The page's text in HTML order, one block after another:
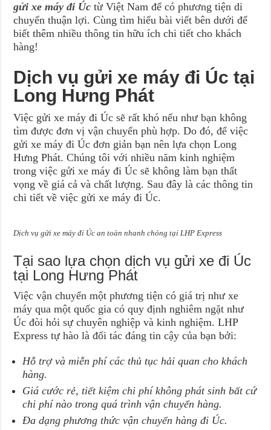
gửi xe máy đi Úc từ Việt Nam để có phương tiện di
chuyển thuận lợi. Cùng tìm hiểu bài viết bên dưới để
biết thêm nhiều thông tin hữu ích chi tiết cho khách
hàng!
Dịch vụ gửi xe máy đi Úc tại
Long Hưng Phát
Việc gửi xe máy đi Úc sẽ rất khó nếu như bạn không
tìm được đơn vị vận chuyển phù hợp. Do đó, để việc
gửi xe máy đi Úc đơn giản bạn nên lựa chọn Long
Hưng Phát. Chúng tôi với nhiều năm kinh nghiệm
trong việc gửi xe máy đi Úc sẽ không làm bạn thất
vọng về giá cả và chất lượng. Sau đây là các thông tin
chi tiết về việc gửi xe máy đi Úc.
Dịch vụ gửi xe máy đi Úc an toàn nhanh chóng tại LHP Express
Tại sao lựa chọn dịch vụ gửi xe đi Úc
tại Long Hưng Phát
Việc vận chuyển một phương tiện có giá trị như xe
máy qua một quốc gia có quy định nghiêm ngặt như
Úc đòi hỏi sự chuyên nghiệp và kinh nghiệm. LHP
Express tự hào là đối tác đáng tin cậy của bạn bởi:
Hỗ trợ và miễn phí các thủ tục hải quan cho khách
hàng.
Giá cước rẻ, tiết kiệm chi phí không phát sinh bất cứ
chi phí nào trong quá trình vận chuyển hàng.
Đa dạng phương thức vận chuyển hàng đi Úc.